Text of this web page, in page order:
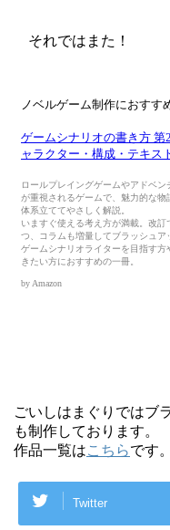
それではまた！
ごいしはまぐりではブ
も制作しております。
作品一覧はこちらです。
Twitter